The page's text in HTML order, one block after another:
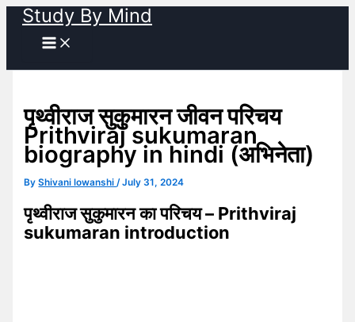
Skip
content
Study By Mind
पृथ्वीराज सुकुमारन जीवन परिचय
Prithviraj sukumaran
biography in hindi (अभिनेता)
ByShivani lowanshi/July 31, 2024
पृथ्वीराज सुकुमारन का परिचय – Prithviraj
sukumaran introduction